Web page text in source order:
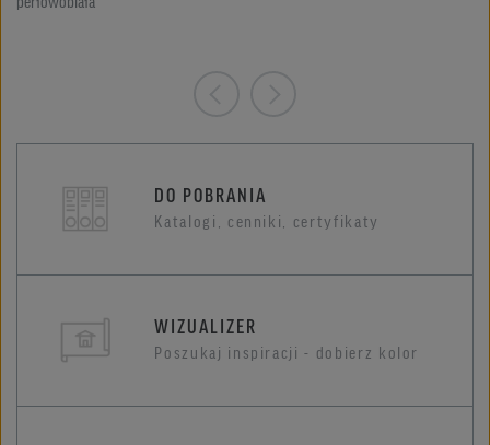
DO POBRANIA
Katalogi, cenniki, certyfikaty
WIZUALIZER
Poszukaj inspiracji - dobierz kolor